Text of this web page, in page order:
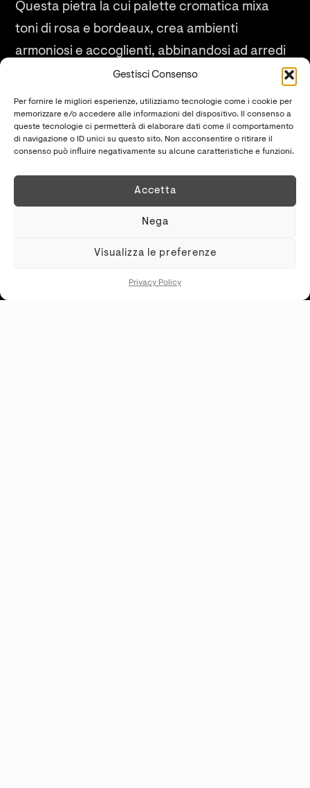
Gestisci Consenso
Per fornire le migliori esperienze, utilizziamo tecnologie come i cookie per
memorizzare e/o accedere alle informazioni del dispositivo. Il consenso a
queste tecnologie ci permetterà di elaborare dati come il comportamento
di navigazione o ID unici su questo sito. Non acconsentire o ritirare il
consenso può influire negativamente su alcune caratteristiche e funzioni.
Accetta
Nega
Visualizza le preferenze
Privacy Policy
Questa pietra la cui palette cromatica mixa
toni di rosa e bordeaux, crea ambienti
armoniosi e accoglienti, abbinandosi ad arredi
minimali anche totalmente bianchi e grigi,
giocando con i contrasti.
Ti potrebbe interessare anche la pietra
Lavagrigia.
Want to use this material for a project?